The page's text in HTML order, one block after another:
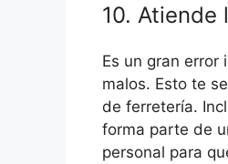
10. Atiende
Es un gran error
malos. Esto te
de ferretería.
forma parte de
personal para